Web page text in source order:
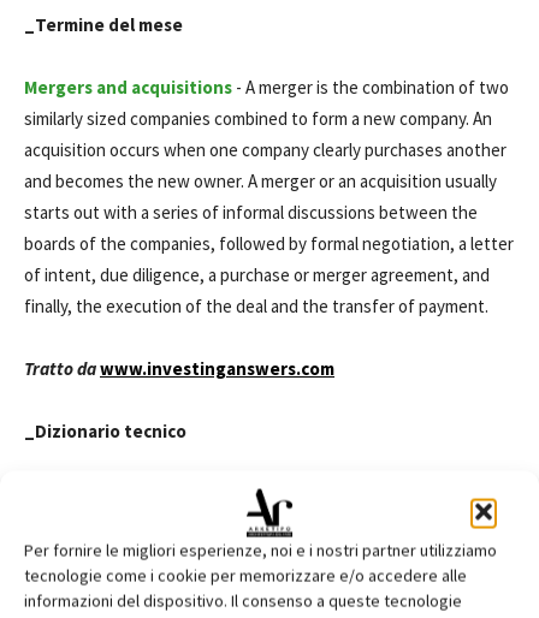
Per fornire le migliori esperienze, noi e i nostri partner utilizziamo
tecnologie come i cookie per memorizzare e/o accedere alle
informazioni del dispositivo. Il consenso a queste tecnologie
_Termine del mese
Mergers and acquisitions - A merger is the combination of two
similarly sized companies combined to form a new company. An
acquisition occurs when one company clearly purchases another
and becomes the new owner. A merger or an acquisition usually
starts out with a series of informal discussions between the
boards of the companies, followed by formal negotiation, a letter
of intent, due diligence, a purchase or merger agreement, and
finally, the execution of the deal and the transfer of payment.
Tratto dawww.investinganswers.com
_Dizionario tecnico
fusione
acquisizione
board (of directors)
consiglio (di amministrazione)
liability
responsabilità, svantaggio